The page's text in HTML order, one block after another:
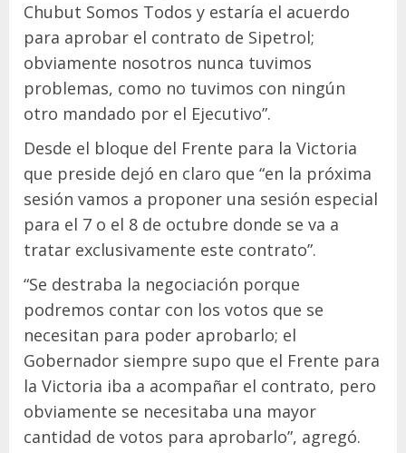
Chubut Somos Todos y estaría el acuerdo
para aprobar el contrato de Sipetrol;
obviamente nosotros nunca tuvimos
problemas, como no tuvimos con ningún
otro mandado por el Ejecutivo”.
Desde el bloque del Frente para la Victoria
que preside dejó en claro que “en la próxima
sesión vamos a proponer una sesión especial
para el 7 o el 8 de octubre donde se va a
tratar exclusivamente este contrato”.
“Se destraba la negociación porque
podremos contar con los votos que se
necesitan para poder aprobarlo; el
Gobernador siempre supo que el Frente para
la Victoria iba a acompañar el contrato, pero
obviamente se necesitaba una mayor
cantidad de votos para aprobarlo”, agregó.